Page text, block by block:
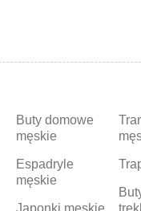
Buty domowe
męskie
Espadryle
męskie